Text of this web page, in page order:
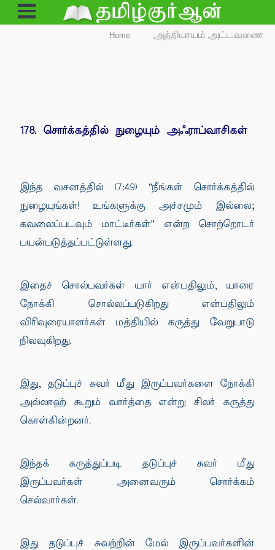
Open
Menu
Home அத்தியாயம் அட்டவணை
178. சொர்க்கத்தில் நுழையும் அஃராப்வாசிகள்
இந்த வசனத்தில் (7:49) "நீங்கள் சொர்க்கத்தில்
நுழையுங்கள்! உங்களுக்கு அச்சமும் இல்லை;
கவலைப்படவும் மாட்டீர்கள்'' என்ற சொற்றொடர்
பயன்படுத்தப்பட்டுள்ளது.
இதைச் சொல்பவர்கள் யார் என்பதிலும், யாரை
நோக்கி சொல்லப்படுகிறது என்பதிலும்
விரிவுரையாளர்கள் மத்தியில் கருத்து வேறுபாடு
நிலவுகிறது.
இது, தடுப்புச் சுவர் மீது இருப்பவர்களை நோக்கி
அல்லாஹ் கூறும் வார்த்தை என்று சிலர் கருத்து
கொள்கின்றனர்.
இந்தக் கருத்துப்படி தடுப்புச் சுவர் மீது
இருப்பவர்கள் அனைவரும் சொர்க்கம்
செல்வார்கள்.
இது தடுப்புச் சுவற்றின் மேல் இருப்பவர்களின்